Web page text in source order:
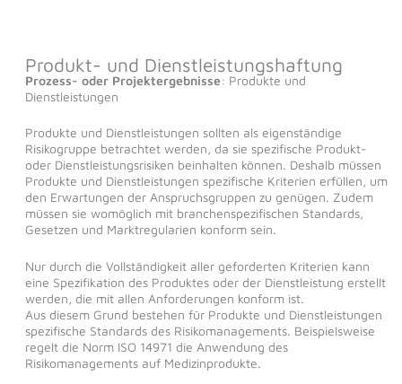
Produkt- und Dienstleistungshaftung
Prozess- oder Projektergebnisse: Produkte und
Dienstleistungen
Produkte und Dienstleistungen sollten als eigenständige
Risikogruppe betrachtet werden, da sie spezifische Produkt-
oder Dienstleistungsrisiken beinhalten können. Deshalb müssen
Produkte und Dienstleistungen spezifische Kriterien erfüllen, um
den Erwartungen der Anspruchsgruppen zu genügen. Zudem
müssen sie womöglich mit branchenspezifischen Standards,
Gesetzen und Marktregularien konform sein.
Nur durch die Vollständigkeit aller geforderten Kriterien kann
eine Spezifikation des Produktes oder der Dienstleistung erstellt
werden, die mit allen Anforderungen konform ist.
Aus diesem Grund bestehen für Produkte und Dienstleistungen
spezifische Standards des Risikomanagements. Beispielsweise
regelt die Norm ISO 14971 die Anwendung des
Risikomanagements auf Medizinprodukte.